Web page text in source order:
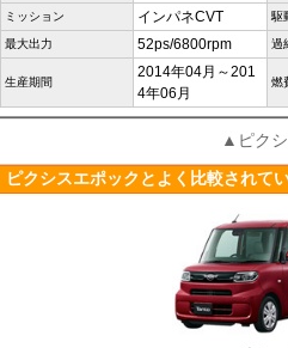
ミッション インパネCVT 駆
最大出力 52ps/6800rpm 過
生産期間
2014年04月～201
4年06月
燃
▲ピク
ピクシスエポックとよく比較されて